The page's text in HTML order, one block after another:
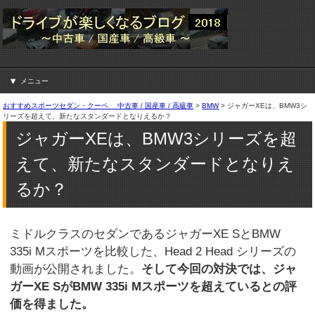
メニュー
おすすめスポーツセダン・クーペ 中古車 / 国産車 / 高級車 >BMW> ジャガーXEは、BMW3シ
リーズを超えて、新たなスタンダードとなりえるか？
ジャガーXEは、BMW3シリーズを超
えて、新たなスタンダードとなりえ
るか？
ミドルクラスのセダンであるジャガーXE SとBMW
335i Mスポーツを比較した、Head 2 Head シリーズの
動画が公開されました。 そして今回の対決では、ジャ
ガーXE SがBMW 335i Mスポーツを超えているとの評
価を得ました。